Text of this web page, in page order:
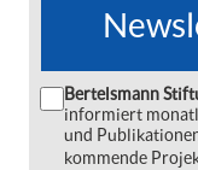
Bertelsmann
informiert
und
kommende